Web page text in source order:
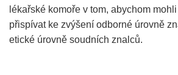
lékařské komoře v tom, abychom
přispívat ke zvýšení odborné úrovně
etické úrovně soudních znalců.